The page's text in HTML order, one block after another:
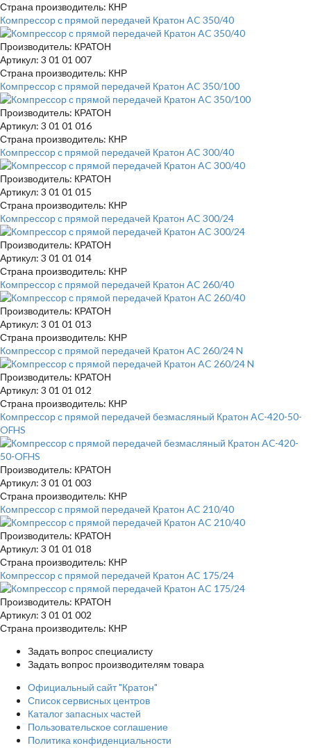
Страна производитель: КНР
Компрессор с прямой передачей Кратон AC 350/40
Производитель: КРАТОН
Артикул: 3 01 01 007
Страна производитель: КНР
Компрессор с прямой передачей Кратон AC 350/100
Производитель: КРАТОН
Артикул: 3 01 01 016
Страна производитель: КНР
Компрессор с прямой передачей Кратон AC 300/40
Производитель: КРАТОН
Артикул: 3 01 01 015
Страна производитель: КНР
Компрессор с прямой передачей Кратон AC 300/24
Производитель: КРАТОН
Артикул: 3 01 01 014
Страна производитель: КНР
Компрессор с прямой передачей Кратон AC 260/40
Производитель: КРАТОН
Артикул: 3 01 01 013
Страна производитель: КНР
Компрессор с прямой передачей Кратон AC 260/24 N
Производитель: КРАТОН
Артикул: 3 01 01 012
Страна производитель: КНР
Компрессор с прямой передачей безмасляный Кратон AC-420-50-
OFHS
Производитель: КРАТОН
Артикул: 3 01 01 003
Страна производитель: КНР
Компрессор с прямой передачей Кратон AC 210/40
Производитель: КРАТОН
Артикул: 3 01 01 018
Страна производитель: КНР
Компрессор с прямой передачей Кратон AC 175/24
Производитель: КРАТОН
Артикул: 3 01 01 002
Страна производитель: КНР
Задать вопрос специалисту
Задать вопрос производителям товара
Официальный сайт "Кратон"
Список сервисных центров
Каталог запасных частей
Пользовательское соглашение
Политика конфиденциальности